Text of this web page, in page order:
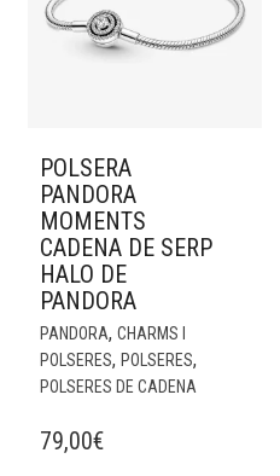
POLSERA
PANDORA
MOMENTS
CADENA DE SERP
HALO DE
PANDORA
PANDORA, CHARMS I
POLSERES, POLSERES,
POLSERES DE CADENA
79,00€